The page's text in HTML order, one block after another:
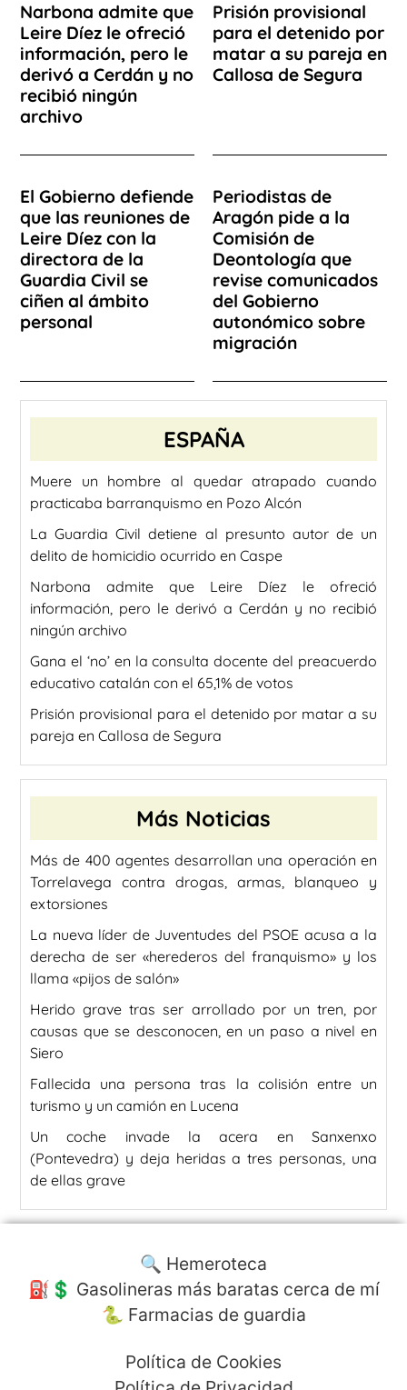
Narbona admite que
Leire Díez le ofreció
información, pero le
derivó a Cerdán y no
recibió ningún
archivo
Prisión provisional
para el detenido por
matar a su pareja en
Callosa de Segura
El Gobierno defiende
que las reuniones de
Leire Díez con la
directora de la
Guardia Civil se
ciñen al ámbito
personal
Periodistas de
Aragón pide a la
Comisión de
Deontología que
revise comunicados
del Gobierno
autonómico sobre
migración
ESPAÑA
Muere un hombre al quedar atrapado cuando
practicaba barranquismo en Pozo Alcón
La Guardia Civil detiene al presunto autor de un
delito de homicidio ocurrido en Caspe
Narbona admite que Leire Díez le ofreció
información, pero le derivó a Cerdán y no recibió
ningún archivo
Gana el ‘no’ en la consulta docente del preacuerdo
educativo catalán con el 65,1% de votos
Prisión provisional para el detenido por matar a su
pareja en Callosa de Segura
Más Noticias
Más de 400 agentes desarrollan una operación en
Torrelavega contra drogas, armas, blanqueo y
extorsiones
La nueva líder de Juventudes del PSOE acusa a la
derecha de ser «herederos del franquismo» y los
llama «pijos de salón»
Herido grave tras ser arrollado por un tren, por
causas que se desconocen, en un paso a nivel en
Siero
Fallecida una persona tras la colisión entre un
turismo y un camión en Lucena
Un coche invade la acera en Sanxenxo
(Pontevedra) y deja heridas a tres personas, una
de ellas grave
🔍 Hemeroteca
⛽️💲 Gasolineras más baratas cerca de mí
🐍 Farmacias de guardia
Política de Cookies